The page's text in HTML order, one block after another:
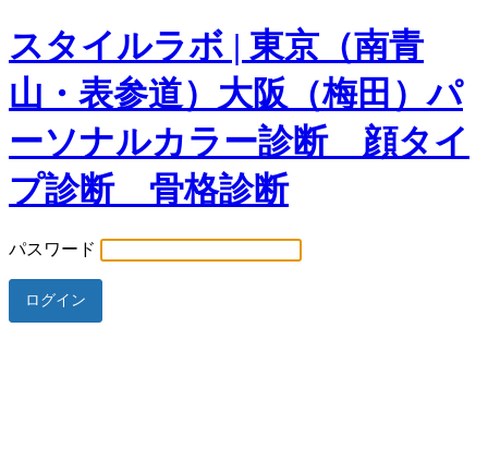
スタイルラボ | 東京（南青
山・表参道）大阪（梅田）パ
ーソナルカラー診断 顔タイ
プ診断 骨格診断
パスワード